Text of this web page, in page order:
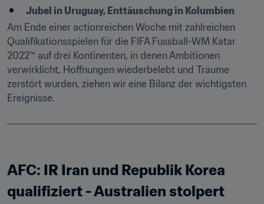
Jubel in Uruguay, Enttäuschung in Kolumbien
Am Ende einer actionreichen Woche mit zahlreichen
Qualifikationsspielen für die FIFA Fussball-WM Katar
2022™ auf drei Kontinenten, in denen Ambitionen
verwirklicht, Hoffnungen wiederbelebt und Träume
zerstört wurden, ziehen wir eine Bilanz der wichtigsten
Ereignisse.
AFC: IR Iran und Republik Korea
qualifiziert - Australien stolpert